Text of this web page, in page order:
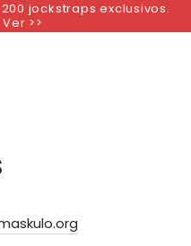
jockstraps exclusivos.
>>